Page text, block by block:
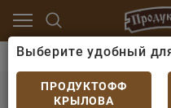
Овощи
Фасоль Дядя Ваня
Выберите удобный
ПРОДУКТОФФ
КРЫЛОВА